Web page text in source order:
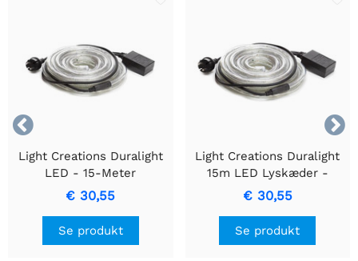


Light Creations Duralight
LED - 15-Meter
Multifarvet
Belysningsløsning
€ 30,55
Se produkt
Light Creations Duralight
15m LED Lyskæder -
Livlige Animerede Hvide,
Holdbare & Nemme at
Installere
€ 30,55
Se produkt